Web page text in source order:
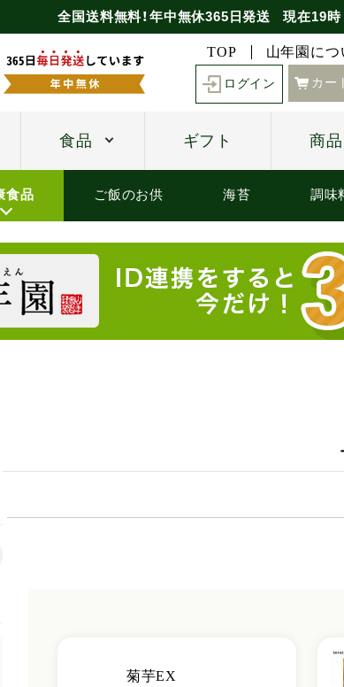
全国送料無料！年中無休365日発送 現在19時
TOP 山年園に
ログイン カー
食品 ギフト 商
食品 ご飯のお供 海苔 調味
菊芋EX